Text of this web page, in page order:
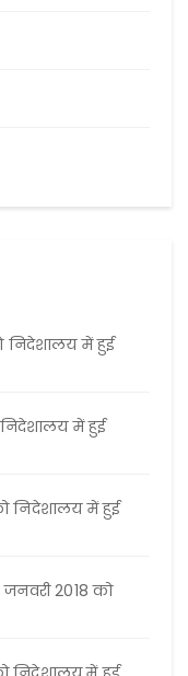
निदेशालय में हुई
में हुई
निदेशालय में हुई
जनवरी 2018 को